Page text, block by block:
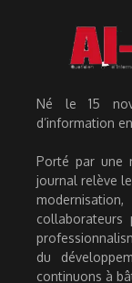
Né le 15
d’information
Porté par une
journal relève
collaborateurs
du
continuons à